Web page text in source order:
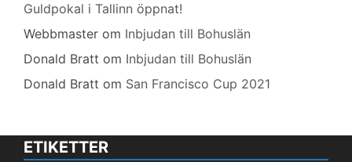
Guldpokal i Tallinn öppnat!
Webbmaster om Inbjudan till Bohuslän
Donald Bratt om Inbjudan till Bohuslän
Donald Bratt om San Francisco Cup 2021
ETIKETTER